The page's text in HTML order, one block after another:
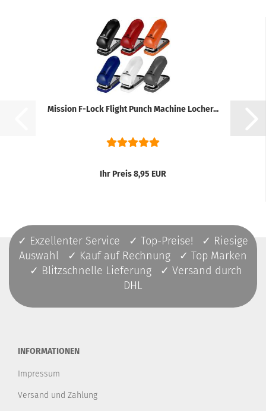
Mission F-Lock Flight Punch Machine Locher...
Ihr Preis 8,95 EUR
✓ Exzellenter Service ✓ Top-Preise! ✓ Riesige
Auswahl ✓ Kauf auf Rechnung ✓ Top Marken
✓ Blitzschnelle Lieferung ✓ Versand durch
DHL
INFORMATIONEN
Impressum
Versand und Zahlung